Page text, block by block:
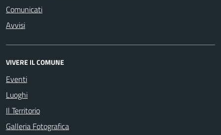
Comunicati
Avvisi
VIVERE IL COMUNE
Eventi
Luoghi
Il Territorio
Galleria Fotografica